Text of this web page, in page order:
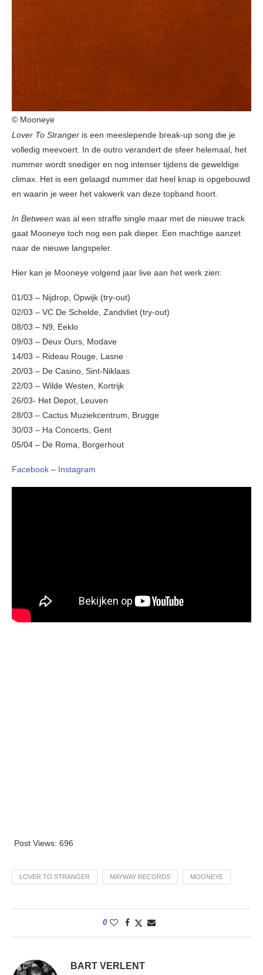
© Mooneye
Lover To Stranger is een meeslepende break-up song die je
volledig meevoert. In de outro verandert de sfeer helemaal, het
nummer wordt snediger en nog intenser tijdens de geweldige
climax. Het is een gelaagd nummer dat heel knap is opgebouwd
en waarin je weer het vakwerk van deze topband hoort.
In Between was al een straffe single maar met de nieuwe track
gaat Mooneye toch nog een pak dieper. Een machtige aanzet
naar de nieuwe langspeler.
Hier kan je Mooneye volgend jaar live aan het werk zien:
01/03 – Nijdrop, Opwijk (try-out)
02/03 – VC De Schelde, Zandvliet (try-out)
08/03 – N9, Eeklo
09/03 – Deux Ours, Modave
14/03 – Rideau Rouge, Lasne
20/03 – De Casino, Sint-Niklaas
22/03 – Wilde Westen, Kortrijk
26/03- Het Depot, Leuven
28/03 – Cactus Muziekcentrum, Brugge
30/03 – Ha Concerts, Gent
05/04 – De Roma, Borgerhout
Facebook – Instagram
Post Views: 696
LOVER TO STRANGER MAYWAY RECORDS MOONEYE
0
BART VERLENT